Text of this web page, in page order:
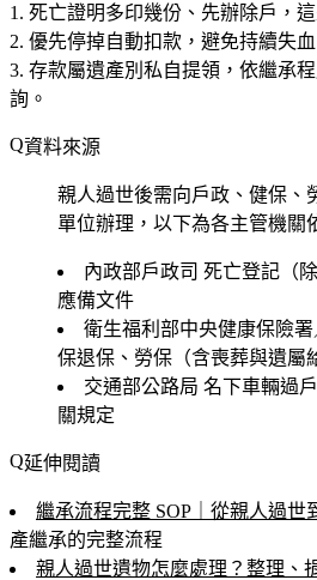
死亡證明多印幾份、先辦除戶 ，
優先停掉自動扣款 ，避免持續失血
存款屬遺產別私自提領 ，依繼承
詢。
資料來源
親人過世後需向戶政、健保、
單位辦理，以下為各主管機關
內政部戶政司 死亡登記（
應備文件
衛生福利部中央健康保險
保退保、勞保（含喪葬與遺屬
交通部公路局 名下車輛過
關規定
延伸閱讀
繼承流程完整 SOP｜從親人過世
產繼承的完整流程
親人過世遺物怎麼處理？整理、